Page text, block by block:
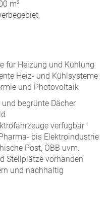
m²
für Heizung und Kühlung
Heiz- und Kühlsysteme
und Photovoltaik
begrünte Dächer
verfügbar
bis Elektroindustrie
Post, ÖBB uvm.
Stellplätze vorhanden
und nachhaltig